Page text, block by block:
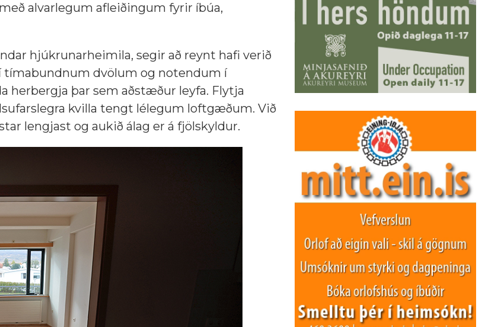
alvarlegum afleiðingum fyrir íbúa,
hjúkrunarheimila, segir að reynt hafi verið
tímabundnum dvölum og notendum í
herbergja þar sem aðstæður leyfa. Flytja
kvilla tengt lélegum loftgæðum. Við
lengjast og aukið álag er á fjölskyldur.